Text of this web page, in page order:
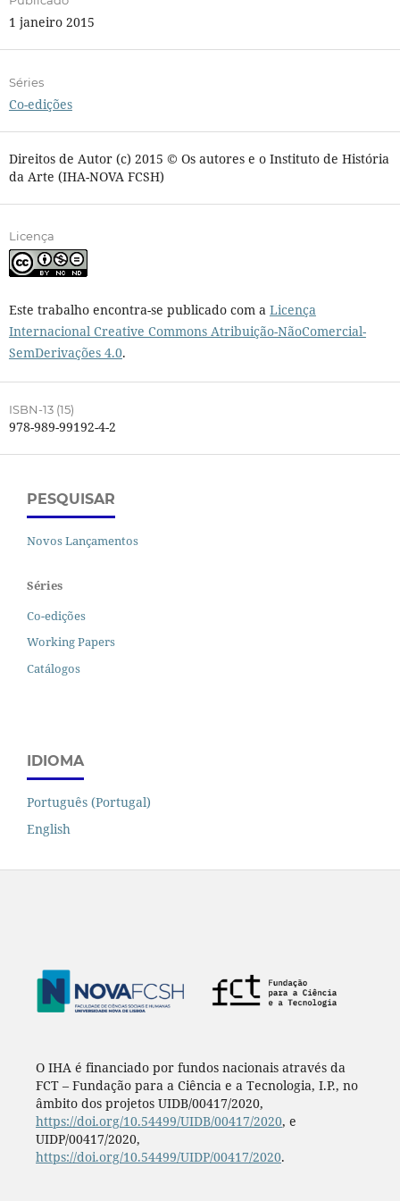
1 janeiro 2015
Séries
Co-edições
Direitos de Autor (c) 2015 © Os autores e o Instituto de História
da Arte (IHA-NOVA FCSH)
Licença
Este trabalho encontra-se publicado com a Licença
Internacional Creative Commons Atribuição-NãoComercial-
SemDerivações 4.0.
ISBN-13 (15)
978-989-99192-4-2
PESQUISAR
Novos Lançamentos
Séries
Co-edições
Working Papers
Catálogos
IDIOMA
Português (Portugal)
English
O IHA é financiado por fundos nacionais através da
FCT – Fundação para a Ciência e a Tecnologia, I.P., no
âmbito dos projetos UIDB/00417/2020,
https://doi.org/10.54499/UIDB/00417/2020, e
UIDP/00417/2020,
https://doi.org/10.54499/UIDP/00417/2020.